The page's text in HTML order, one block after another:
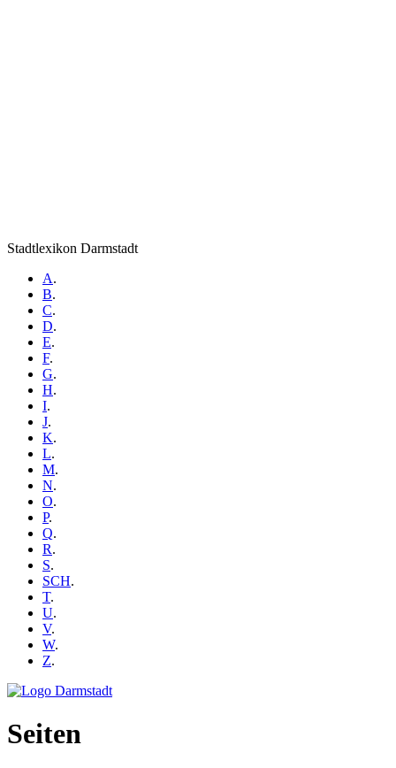
Stadtlexikon Darmstadt
A.
B.
C.
D.
E.
F.
G.
H.
I.
J.
K.
L.
M.
N.
O.
P.
Q.
R.
S.
SCH.
T.
U.
V.
W.
Z.
Seiten